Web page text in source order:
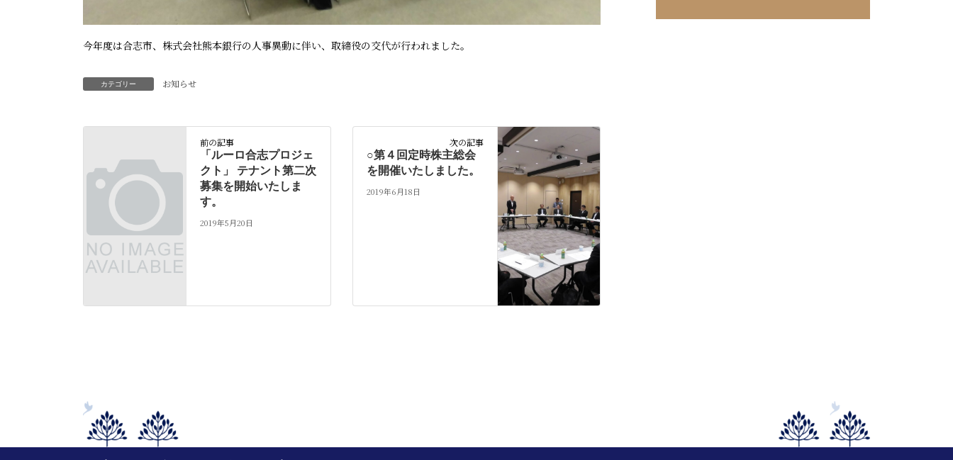
今年度は合志市、株式会社熊本銀行の人事異動に伴い、取締役の交代が行われました。
カテゴリー お知らせ
前の記事
「ルーロ合志プロジェ
クト」 テナント第二次
募集を開始いたしま
す。
2019年5月20日
次の記事
○第４回定時株主総会
を開催いたしました。
2019年6月18日